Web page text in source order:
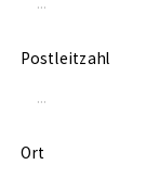
Postleitzahl
Ort